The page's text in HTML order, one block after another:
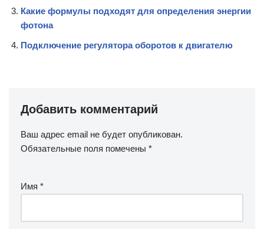
Какие формулы подходят для определения энергии
фотона
Подключение регулятора оборотов к двигателю
Добавить комментарий
Ваш адрес email не будет опубликован.
Обязательные поля помечены *
Имя *